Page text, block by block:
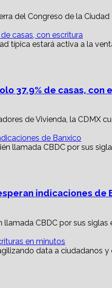
del Congreso de la Ciudad
casas, con escritura
37.9% de casas, con
de Vivienda, la CDMX
de Banxico
indicaciones de
CBDC por sus siglas
en minutos